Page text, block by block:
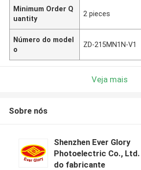
Minimum Order Q
uantity
2 pieces
Número do model
o
ZD-215MN1N-V1
Veja mais
Sobre nós
Shenzhen Ever Glory
Photoelectric Co.,
do fabricante